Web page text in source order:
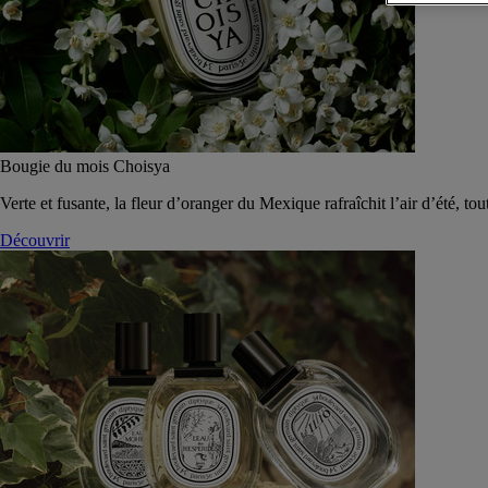
Bougie du mois Choisya
Verte et fusante, la fleur d’oranger du Mexique rafraîchit l’air d’été,
Découvrir